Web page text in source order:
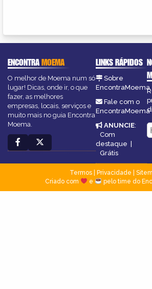
ENCONTRAMOEMA
O melhor de Moema num só
lugar! Dicas, onde ir, o que
fazer, as melhores
empresas, locais, serviços e
muito mais no guia Encontra
Moema.
LINKS RÁPIDOS
Sobre
EncontraMoema
Fale com o
EncontraMoema
ANUNCIE:
Com
destaque |
Grátis
Termos| Privacidade
Criado com
e pelo time do